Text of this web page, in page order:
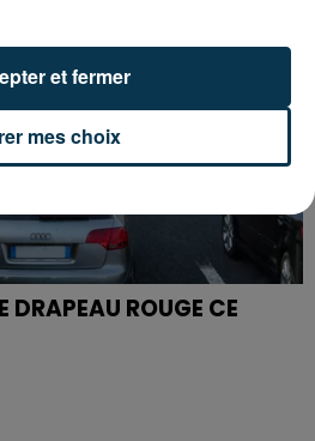
DRAPEAU ROUGE CE
mes choix
et fermer